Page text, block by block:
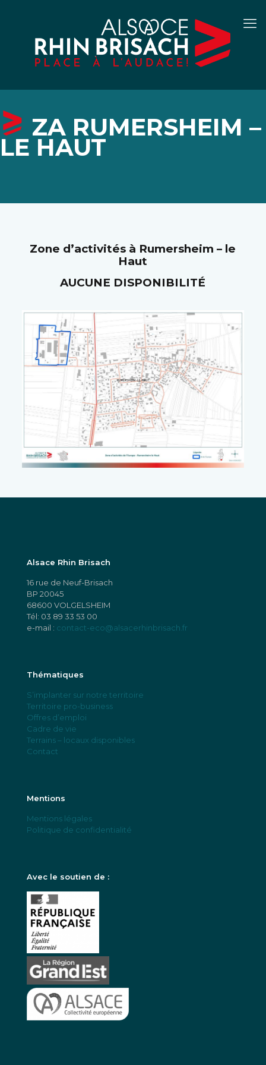
ZA RUMERSHEIM –
LE HAUT
Zone d’activités à Rumersheim – le
Haut
AUCUNE DISPONIBILITÉ
Alsace Rhin Brisach
16 rue de Neuf-Brisach
BP 20045
68600 VOLGELSHEIM
Tél: 03 89 33 53 00
e-mail : contact-eco@alsacerhinbrisach.fr
Thématiques
S’implanter sur notre territoire
Territoire pro-business
Offres d’emploi
Cadre de vie
Terrains – locaux disponibles
Contact
Mentions
Mentions légales
Politique de confidentialité
Avec le soutien de :